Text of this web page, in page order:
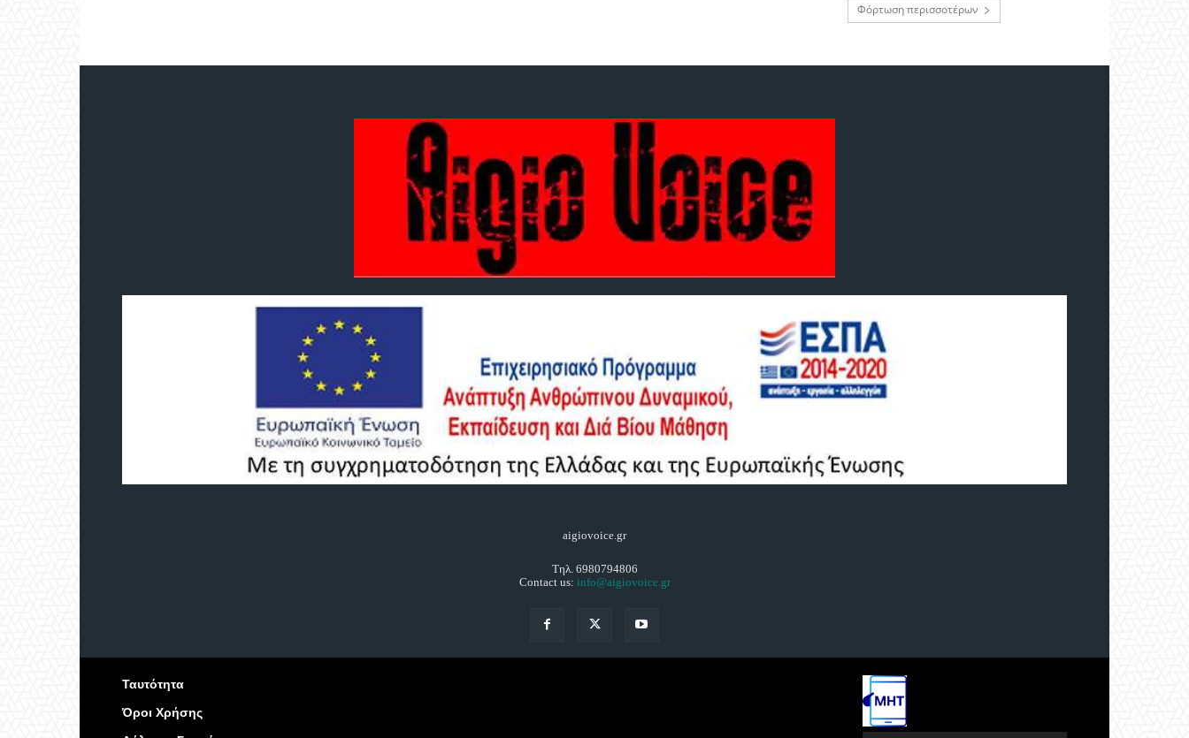
Φόρτωση περισσοτέρων
aigiovoice.gr
Τηλ. 6980794806
Contact us: info@aigiovoice.gr
Ταυτότητα
Όροι Χρήσης